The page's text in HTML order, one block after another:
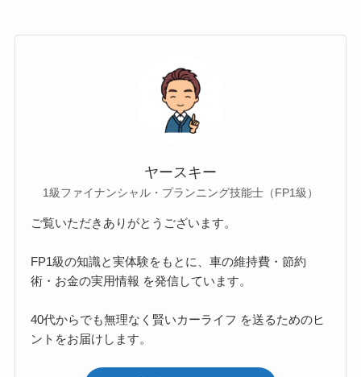
ヤースキー
1級ファイナンシャル・プランニング技能士（FP1級）
ご覧いただきありがとうございます。
FP1級の知識と実体験をもとに、車の維持費・節約
術・お金の実用情報 を発信しています。
40代からでも無理なく賢いカーライフ を送るためのヒ
ントをお届けします。